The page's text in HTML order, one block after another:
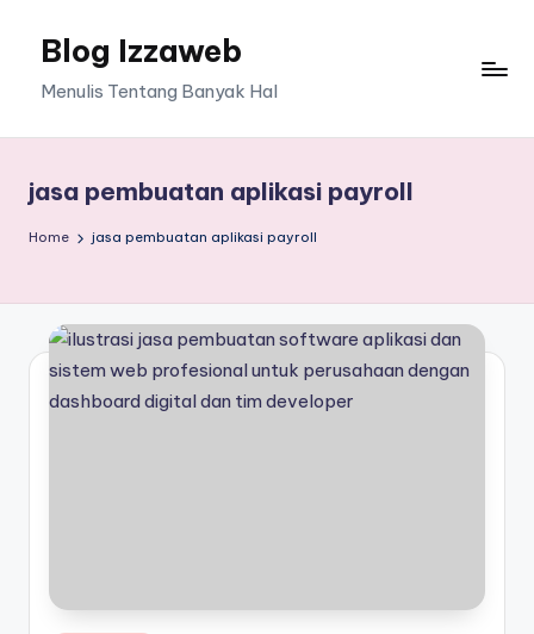
Blog Izzaweb
Menulis Tentang Banyak Hal
jasa pembuatan aplikasi payroll
Home jasa pembuatan aplikasi payroll